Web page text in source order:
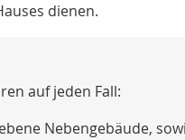
dienen.
auf jeden Fall:
Nebengebäude,